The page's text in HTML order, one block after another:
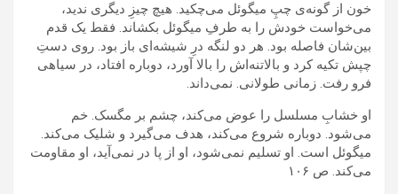
خون از گونه‌ی چپِ میگوئل می‌چکید. هیچ چیزِ دیگری ندید،
می‌خواست خودش را به طرفِ میگوئل بکشاند. فقط یک قدم
بین‌شان فاصله بود. هر دو لنگه درِ شیشه‌ای باز بود. روی دستِ
چپش تکیه کرد و بالا‌تنه‌اش را بالا آورد، دوباره افتاد، در سیاهی
فرو رفت. زمانی طولانی. نمی‌داند.
او خشابِ مسلسل را عوض می‌کند، چشم بر مگسک. خم
می‌شود. دوباره شروع می‌کند، هدف می‌گیرد و شلیک می‌کند.
میگوئل است. او تسلیم نمی‌شود، او از پا در نمی‌آید، او مقاومت
می‌کند. ص ۱٠۶